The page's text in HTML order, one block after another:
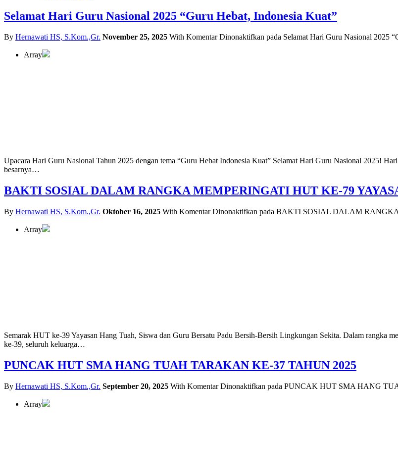
Selamat Hari Guru Nasional 2025 “Guru Hebat, Indonesia Kuat”
By Hernawati HS, S.Kom.,Gr. November 25, 2025 With Komentar Dinonaktifkan pada Selamat Hari Guru Nasional 2025
Array
Upacara Hari Guru Nasional Tahun 2025 dengan tema “Guru Hebat Indonesia Kuat” Selamat Hari Guru Nasional 2025!
besarnya…
BAKTI SOSIAL DALAM RANGKA MEMPERINGATI HUT KE-79
By Hernawati HS, S.Kom.,Gr. Oktober 16, 2025 With Komentar Dinonaktifkan pada BAKTI SOSIAL DALAM
Array
Semarak HUT ke-39 Yayasan Hang Tuah, Siswa dan Guru Bersatu Padu Bersih-Bersih Lingkungan Sekita. Dalam rangka
ke-39, seluruh keluarga…
PUNCAK HUT SMA HANG TUAH TARAKAN KE-37 TAHUN 2025
By Hernawati HS, S.Kom.,Gr. September 20, 2025 With Komentar Dinonaktifkan pada PUNCAK HUT SMA HANG
Array